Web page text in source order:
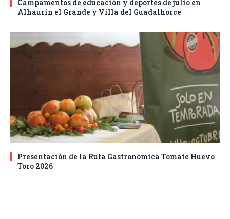
Campamentos de educación y deportes de julio en
Alhaurín el Grande y Villa del Guadalhorce
Presentación de la Ruta Gastronómica Tomate Huevo
Toro 2026